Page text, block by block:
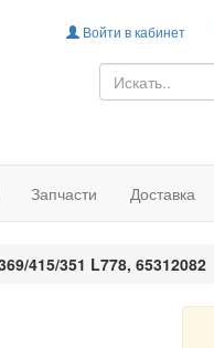
Войти в кабинет
Запчасти Доставка
415/351 L778, 65312082